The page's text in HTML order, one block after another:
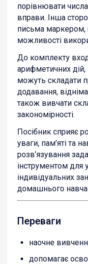
порівнювати
вправи. Інша
письма
можливості
До комплекту
арифметичних
можуть складати
додавання,
також вивчати
закономірності.
Посібник сприяє
уваги, пам’яті та
розв’язування
інструментом для
індивідуальних
домашнього
Переваги
наочне
допомагає